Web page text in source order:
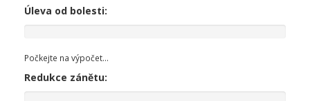
Úleva od bolesti:
Počkejte na výpočet...
Redukce zánětu: